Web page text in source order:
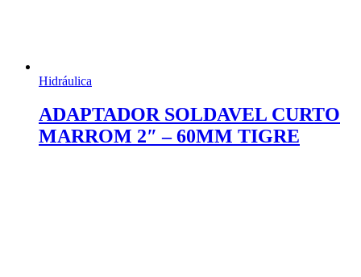
Hidráulica
ADAPTADOR SOLDAVEL CURTO
MARROM 2″ – 60MM TIGRE